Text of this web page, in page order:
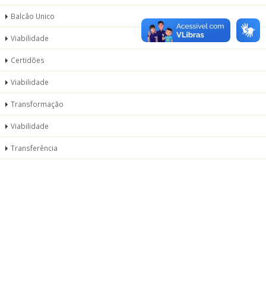
Balcâo Unico
Viabilidade
Certidões
Viabilidade
Transformação
Viabilidade
Transferência